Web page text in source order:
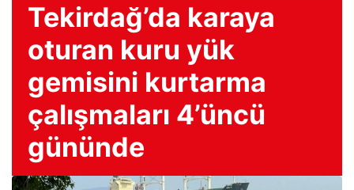
Tekirdağ’da karaya
oturan kuru yük
gemisini kurtarma
çalışmaları 4’üncü
gününde